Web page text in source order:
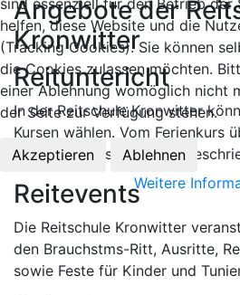
Angebote der
Kronwitter
Reituntericht
In der Reitschule Kronwitter
Kursen wählen. Vom Ferienkurs
bis hin zu Kursen für
Reitevents
Die Reitschule Kronwitter
den Brauchstms-Ritt, Ausritte,
sowie Feste für Kinder und
sind essenziell für den Betrieb der
helfen, diese Website und die
(Tracking Cookies). Sie können
die Cookies zulassen möchten.
einer Ablehnung womöglich nicht
der Seite zur Verfügung stehen.
Akzeptieren
Ablehnen
Weitere